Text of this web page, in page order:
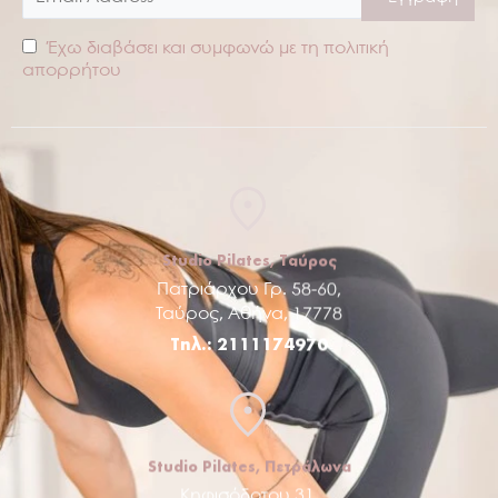
Έχω διαβάσει και συμφωνώ με τη πολιτική
απορρήτου
Studio Pilates, Ταύρος
Πατριάρχου Γρ. 58-60,
Ταύρος, Αθήνα, 17778
Τηλ.: 2111174970
Studio Pilates, Πετράλωνα
Κηφισόδοτου 31,